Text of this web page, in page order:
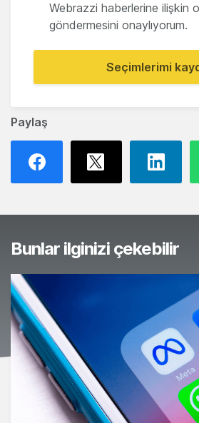
Paylaş
Webrazzi haberlerine ilişkin
göndermesini onaylıyorum.
Seçimlerimi
Bunlar ilginizi çekebilir